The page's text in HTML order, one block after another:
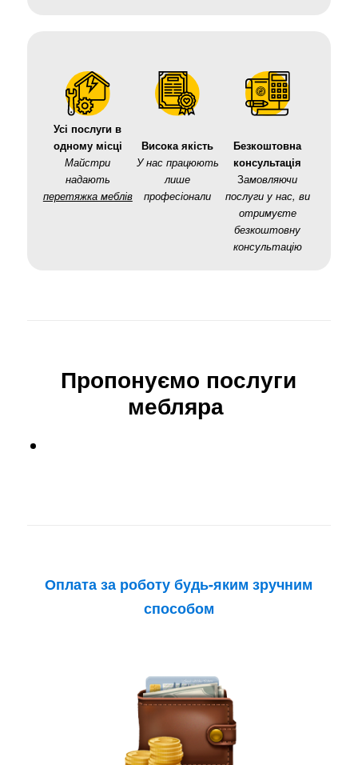
Усі послуги в
одному місці
Майстри
надають
перетяжка меблів
Висока якість
У нас працюють
лише
професіонали
Безкоштовна
консультація
Замовляючи
послуги у нас, ви
отримуєте
безкоштовну
консультацію
Пропонуємо послуги
мебляра
Оплата за роботу будь-яким зручним
способом